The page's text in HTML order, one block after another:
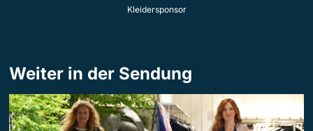
Kleidersponsor
Weiter in der Sendung